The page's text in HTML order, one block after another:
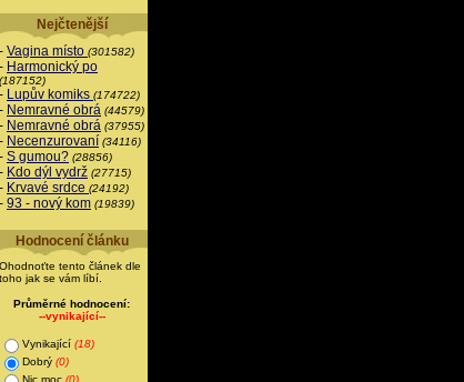
Nejčtenější
- Vagina místo (301582)
- Harmonický po
(187152)
- Lupův komiks (174722)
- Nemravné obrá (44579)
- Nemravné obrá (37955)
- Necenzurovaní (34116)
- S gumou? (28856)
- Kdo dýl vydrž (27715)
- Krvavé srdce (24192)
- 93 - nový kom (19839)
Hodnocení článku
Ohodnoťte tento článek dle
toho jak se vám líbí.
Průměrné hodnocení:
--vynikající--
Vynikající (18)
Dobrý (0)
Nic moc (0)